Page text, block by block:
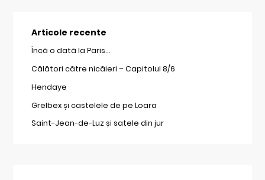
Articole recente
Încă o dată la Paris…
Călători către nicăieri – Capitolul 8/6
Hendaye
Grelbex și castelele de pe Loara
Saint-Jean-de-Luz și satele din jur